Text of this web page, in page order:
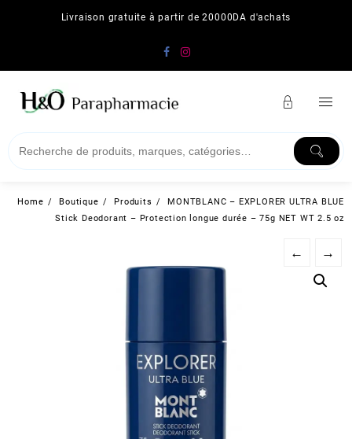
Livraison gratuite à partir de 20000DA d'achats
Home Boutique Produits
MONTBLANC – EXPLORER ULTRA BLUE
Stick Deodorant – Protection longue durée – 75g NET WT 2.5 oz
← →